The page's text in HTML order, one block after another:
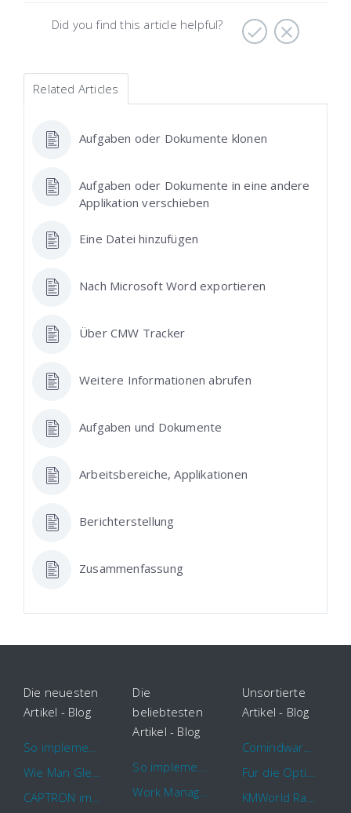
Did you find this article helpful?
Related Articles
Aufgaben oder Dokumente klonen
Aufgaben oder Dokumente in eine andere
Applikation verschieben
Eine Datei hinzufügen
Nach Microsoft Word exportieren
Über CMW Tracker
Weitere Informationen abrufen
Aufgaben und Dokumente
Arbeitsbereiche, Applikationen
Berichterstellung
Zusammenfassung
Die neuesten
Artikel - Blog
Die
beliebtesten
Artikel - Blog
Unsortierte
Artikel - Blog